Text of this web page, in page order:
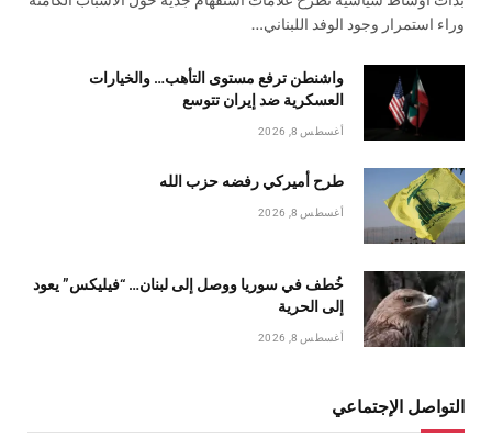
وراء استمرار وجود الوفد اللبناني…
واشنطن ترفع مستوى التأهب… والخيارات
العسكرية ضد إيران تتوسع
أغسطس 8, 2026
طرح أميركي رفضه حزب الله
أغسطس 8, 2026
خُطف في سوريا ووصل إلى لبنان… “فيليكس” يعود
إلى الحرية
أغسطس 8, 2026
التواصل الإجتماعي